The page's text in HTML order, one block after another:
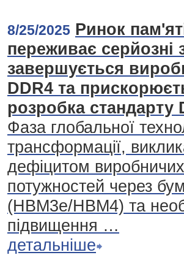
8/25/2025 Ринок
переживає серйозні
завершується
DDR4 та
розробка стандарту
Фаза глобальної
трансформації,
дефіцитом виробничих
потужностей через
(HBM3e/HBM4) та
підвищення …
детальніше